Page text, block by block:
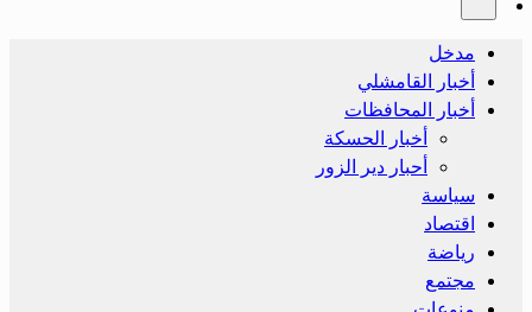
مدخل
أخبار القامشلي
أخبار المحافظات
أخبار الحسكة
أحبار دير الزور
سياسة
اقتصاد
رياضة
مجتمع